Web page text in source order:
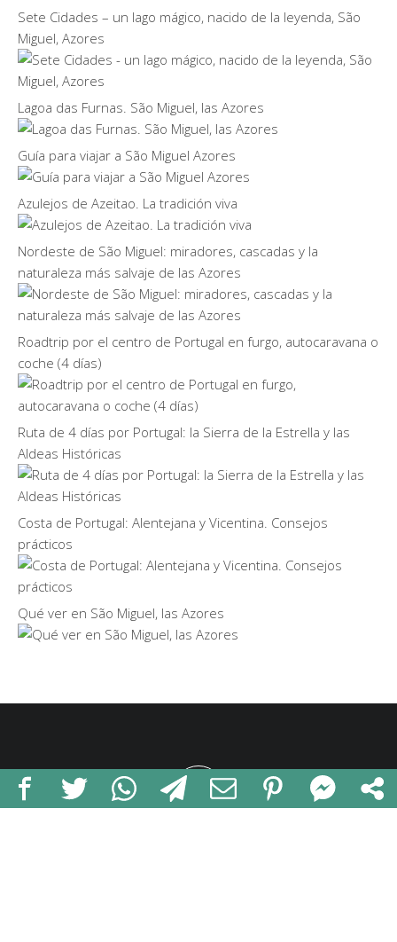
Sete Cidades – un lago mágico, nacido de la leyenda, São
Miguel, Azores
Lagoa das Furnas. São Miguel, las Azores
Guía para viajar a São Miguel Azores
Azulejos de Azeitao. La tradición viva
Nordeste de São Miguel: miradores, cascadas y la
naturaleza más salvaje de las Azores
Roadtrip por el centro de Portugal en furgo, autocaravana o
coche (4 días)
Ruta de 4 días por Portugal: la Sierra de la Estrella y las
Aldeas Históricas
Costa de Portugal: Alentejana y Vicentina. Consejos
prácticos
Qué ver en São Miguel, las Azores